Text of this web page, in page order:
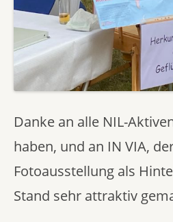
Danke an alle NIL-
haben, und an IN VIA,
Fotoausstellung als
Stand sehr attraktiv